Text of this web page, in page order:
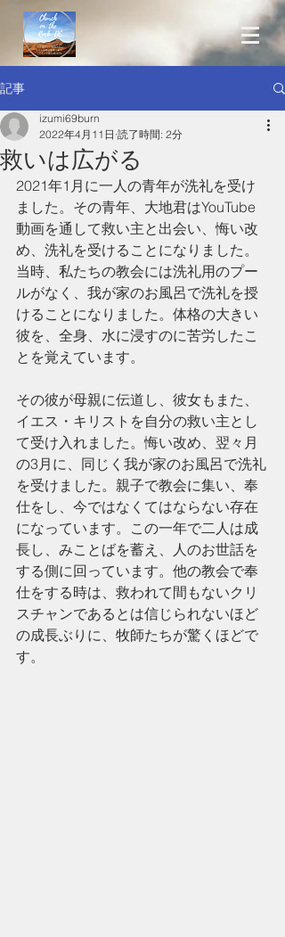
記事
救いは広がる
izumi69burn
2022年4月11日 読了時間: 2分
2021年1月に一人の青年が洗礼を受け
ました。その青年、大地君はYouTube
動画を通して救い主と出会い、悔い改
め、洗礼を受けることになりました。
当時、私たちの教会には洗礼用のプー
ルがなく、我が家のお風呂で洗礼を授
けることになりました。体格の大きい
彼を、全身、水に浸すのに苦労したこ
とを覚えています。
その彼が母親に伝道し、彼女もまた、
イエス・キリストを自分の救い主とし
て受け入れました。悔い改め、翌々月
の3月に、同じく我が家のお風呂で洗礼
を受けました。親子で教会に集い、奉
仕をし、今ではなくてはならない存在
になっています。この一年で二人は成
長し、みことばを蓄え、人のお世話を
する側に回っています。他の教会で奉
仕をする時は、救われて間もないクリ
スチャンであるとは信じられないほど
の成長ぶりに、牧師たちが驚くほどで
す。